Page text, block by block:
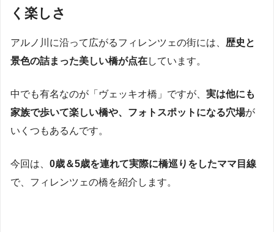
く楽しさ
アルノ川に沿って広がるフィレンツェの街には、 歴史と
景色の詰まった美しい橋が点在しています。
中でも有名なのが「ヴェッキオ橋」ですが、 実は他にも
家族で歩いて楽しい橋や、フォトスポットになる穴場が
いくつもあるんです。
今回は、 0歳＆5歳を連れて実際に橋巡りをしたママ目線
で、フィレンツェの橋を紹介します。